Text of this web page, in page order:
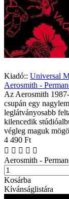
Kiadó:: Universal
Aerosmith -
Az Aerosmith
csupán egy
leglátványosabb
kilencedik
végleg maguk
4 490 Ft
Aerosmith -
Kosárba
Kívánságlistára